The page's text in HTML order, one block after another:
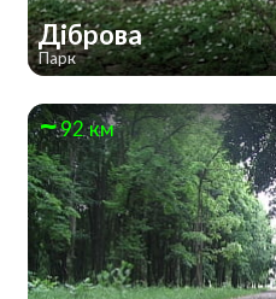
Діброва
Парк
92 км